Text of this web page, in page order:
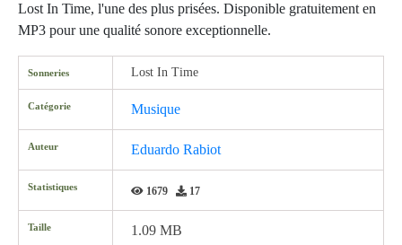
Lost In Time, l'une des plus prisées. Disponible gratuitement en
MP3 pour une qualité sonore exceptionnelle.
Sonneries Lost In Time
Catégorie Musique
Auteur Eduardo Rabiot
Statistiques 1679 17
Taille 1.09 MB